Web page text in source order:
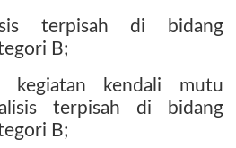
terpisah di bidang
B;
kegiatan kendali mutu
terpisah di bidang
B;